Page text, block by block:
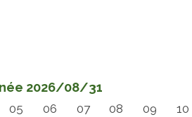
2026/08/31
05 06 07 08 09 10